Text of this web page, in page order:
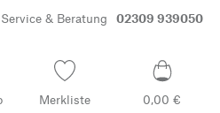
& Beratung 02309 939050
Merkliste 0,00 €